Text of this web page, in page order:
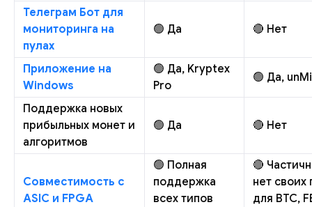
Телеграм Бот для
мониторинга на
пулах
🟢 Да 🔴 Нет
Приложение на
Windows
🟢 Да, Kryptex
Pro
🟢 Да,
Поддержка новых
прибыльных монет и
алгоритмов
🟢 Да 🔴 Нет
Совместимость с
ASIC и FPGA
🟢 Полная
поддержка
всех типов
🔴
нет своих
для BTC,